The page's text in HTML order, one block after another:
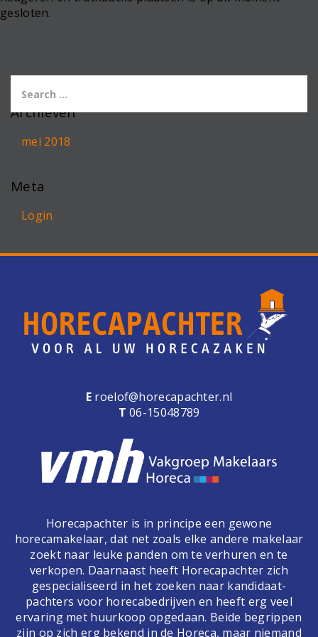
gesloten.
Archieven
mei 2018
Meta
Login
E roelof@horecapachter.nl
T 06-15048789
Horecapachter is in principe een gewone
horecamakelaar, dat net zoals elke andere makelaar
zoekt naar leuke panden om te verhuren en te
verkopen. Daarnaast heeft Horecapachter zich
gespecialiseerd in het zoeken naar kandidaat-
pachters voor horecabedrijven en heeft erg veel
ervaring met huurkoop opgedaan. Beide begrippen
zijn op zich erg bekend in de Horeca, maar niemand